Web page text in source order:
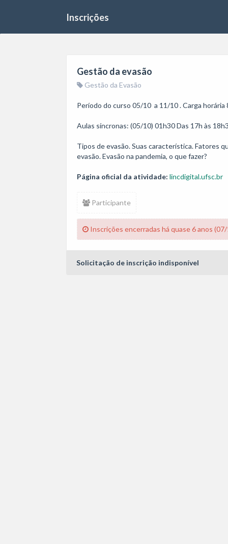
Inscrições
Gestão da evasão
Gestão da Evasão
Período do curso 05/10  a 11/10 . Carga horária
Aulas síncronas: (05/10) 01h30 Das 17h às
Tipos de evasão. Suas característica. Fatores
evasão. Evasão na pandemia, o que fazer?
Página oficial da atividade: lincdigital.ufsc.br
Participante
Inscrições encerradas há quase 6 anos
Solicitação de inscrição indisponível